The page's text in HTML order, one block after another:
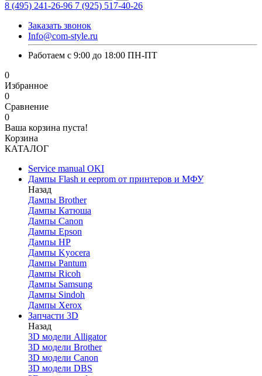
8 (495) 241-26-96 7 (925) 517-40-26
Заказать звонок
Info@com-style.ru
Работаем с 9:00 до 18:00 ПН-ПТ
0
Избранное
0
Сравнение
0
Ваша корзина пуста!
Корзина
КАТАЛОГ
Service manual OKI
Дампы Flash и eeprom от принтеров и МФУ
Назад
Дaмпы Brother
Дампы Катюша
Дампы Canon
Дампы Epson
Дампы HP
Дампы Kyocera
Дампы Pantum
Дампы Ricoh
Дампы Samsung
Дампы Sindoh
Дампы Xerox
Запчасти 3D
Назад
3D модели Alligator
3D модели Brother
3D модели Canon
3D модели DBS